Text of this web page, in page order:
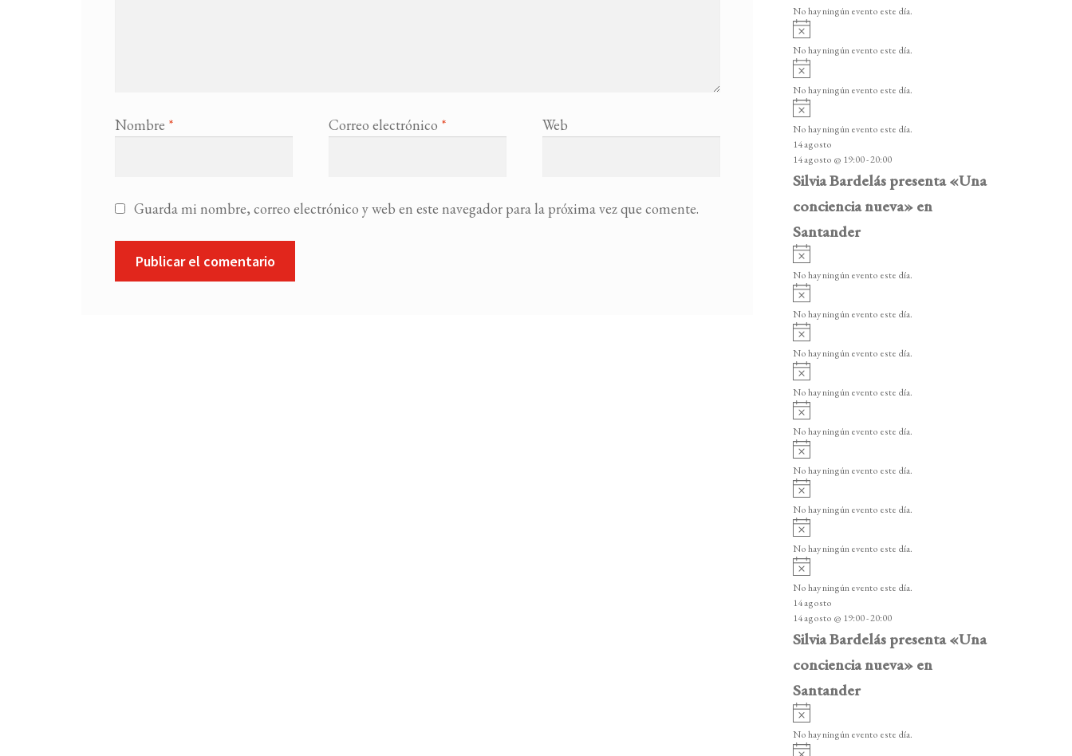
Nombre * Correo electrónico * Web
Guarda mi nombre, correo electrónico y web en este navegador para la próxima vez que comente.
e
n
t
o
s
o
i
o
No hay ningún evento este día.
v
i
o
No hay ningún evento este día.
A
v
i
o
No hay ningún evento este día.
A
v
i
s
o
No hay ningún evento este día.
14 agosto
14 agosto @ 19:00-20:00
Silvia Bardelás presenta «Una
conciencia nueva» en
Santander
v
i
o
No hay ningún evento este día.
v
i
o
No hay ningún evento este día.
v
i
o
No hay ningún evento este día.
v
i
o
No hay ningún evento este día.
v
i
o
No hay ningún evento este día.
v
i
o
No hay ningún evento este día.
v
i
o
No hay ningún evento este día.
v
i
o
No hay ningún evento este día.
v
i
s
o
No hay ningún evento este día.
14 agosto
14 agosto @ 19:00-20:00
Silvia Bardelás presenta «Una
conciencia nueva» en
Santander
A
v
i
No hay ningún evento este día.
A